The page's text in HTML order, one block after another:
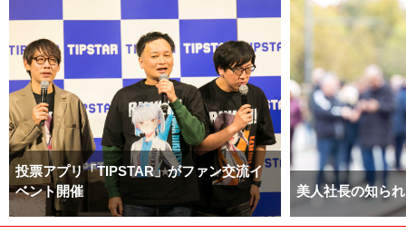
投票アプリ「TIPSTAR」がファン交流イ
ベント開催
美人社長の知ら